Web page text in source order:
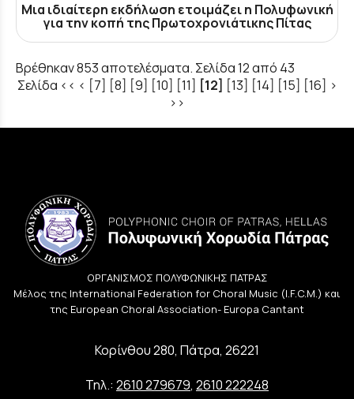
Μια ιδιαίτερη εκδήλωση ετοιμάζει η Πολυφωνική
για την κοπή της Πρωτοχρονιάτικης Πίτας
Βρέθηκαν 853 αποτελέσματα. Σελίδα 12 από 43
Σελίδα << < [7] [8] [9] [10] [11] [12] [13] [14] [15] [16] >
>>
ΟΡΓΑΝΙΣΜΟΣ ΠΟΛΥΦΩΝΙΚΗΣ ΠΑΤΡΑΣ
Μέλος της International Federation for Choral Music (I.F.C.M.) και
της European Choral Association- Europa Cantant
Κορίνθου 280, Πάτρα, 26221
Τηλ.: 2610 279679, 2610 222248